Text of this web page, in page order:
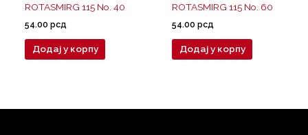
ROTASMIRG 115 No. 40
54.00рсд
Додај у корпу
ROTASMIRG 115 No. 60
54.00рсд
Додај у корпу